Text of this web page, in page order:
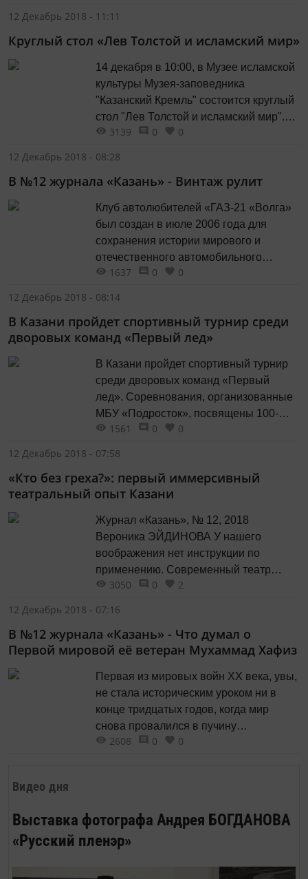
Видео дня
Выставка фотографа Андрея БОГДАНОВА
«Русский пленэр»
дипломатическая выдержка,
умеет находить общий язык с
журналистским корпусом.
12 Декабрь 2018 - 11:11
Круглый стол «Лев Толстой и исламский мир»
14 декабря в 10:00, в Музее исламской
культуры Музея-заповедника
"Казанский Кремль" состоится круглый
стол "Лев Толстой и исламский мир".
Встреча пройдет в рамках
Толстой воспринимал и оценивал
Востока, и то влияние, которое он
оказал на мусульманских
интеллектуалов России....
3139 0
0
12 Декабрь 2018 - 08:28
В №12 журнала «Казань» - Винтаж рулит
Клуб автолюбителей «ГАЗ-21 «Волга»
был создан в июле 2006 года для
сохранения истории мирового и
отечественного автомобильного
транспорта в век информационных
человека. С самого начала и по сей
день клуб возглавляет Фарид
Хайруллович Мухаметшин. Короткое
название объединения автолюбителей
«Клуб-21» известно...
1637 0
0
12 Декабрь 2018 - 08:14
В Казани пройдет спортивный турнир среди
дворовых команд «Первый лед»
В Казани пройдет спортивный турнир
среди дворовых команд «Первый
лед». Соревнования, организованные
МБУ «Подросток», посвящены 100-
летию со дня рождения заслуженного
Тарасова. Турнир состоится в столице
Татарстана впервые. Игры пройдут на
города, на базе школ №№70, 150 и
170....
1561 0
0
12 Декабрь 2018 - 07:58
«Кто без греха?»: первый иммерсивный
театральный опыт Казани
Журнал «Казань», № 12, 2018
Вероника ЭЙДИНОВА У нашего
воображения нет инструкции по
применению. Современный театр
щедро предлагает нам всё больше
раскрепощённо вторгаться в интимный
внутренний мир театрального акта,
превращая недоступную сцену в
свободные для посещения локации.
3050 0
2
12 Декабрь 2018 - 07:16
В №12 журнала «Казань» - Что думал о
Первой мировой её ветеран Мухаммад Хафиз
Первая из мировых войн ХХ века, увы,
не стала историческим уроком ни в
конце тридцатых годов, когда мир
снова провалился в пучину
кровопролития, ни в наши дни, когда
2608 0 0